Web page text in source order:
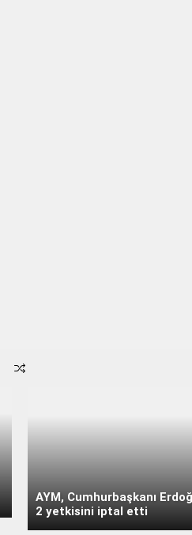
AYM, Cumhurbaşkanı
2 yetkisini iptal etti